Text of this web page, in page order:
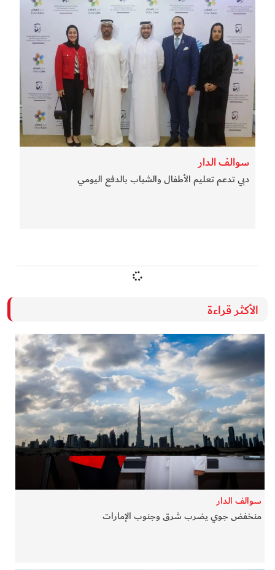
سوالف الدار
دبي تدعم تعليم الأطفال والشباب بالدفع اليومي
الأكثر قراءة
سوالف الدار
منخفض جوي يضرب شرق وجنوب الإمارات